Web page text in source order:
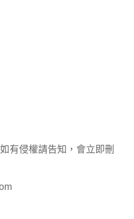
有侵權請告知，會立即刪